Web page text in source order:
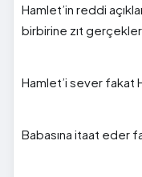
Hamlet’in reddi
birbirine zıt
Hamlet’i sever fakat
Babasına itaat eder